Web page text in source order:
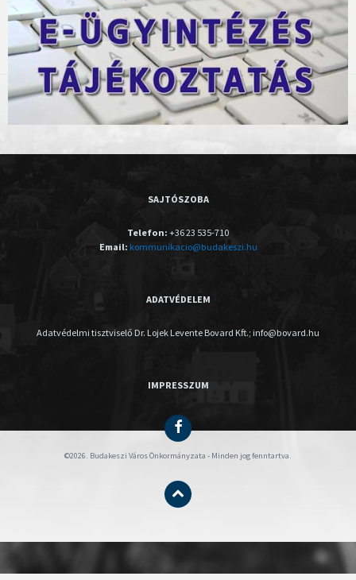
SAJTÓSZOBA
Telefon: +36 23 535-710
Email: kommunikacio@budakeszi.hu
ADATVÉDELEM
Adatvédelmi tisztviselő Dr. Lojek Levente Bovard Kft.; info@bovard.hu
IMPRESSZUM
©2026. Budakeszi Város Önkormányzata - Minden jog fenntartva.